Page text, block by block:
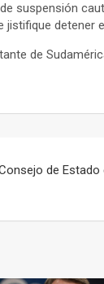
suspensión
detener
de
de